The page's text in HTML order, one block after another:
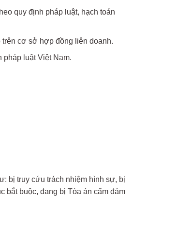
quy định pháp luật, hạch toán
cơ sở hợp đồng liên doanh.
luật Việt Nam.
bị truy cứu trách nhiệm hình sự, bị
bắt buộc, đang bị Tòa án cấm đảm